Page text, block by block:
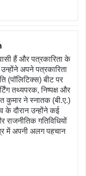
हैं और पत्रकारिता के
अपने पत्रकारिता
(पॉलिटिक्स) बीट पर
तथ्यपरक, निष्पक्ष और
कुमार ने स्नातक (बी.ए.)
के दौरान उन्होंने कई
गतिविधियों
में अपनी अलग पहचान